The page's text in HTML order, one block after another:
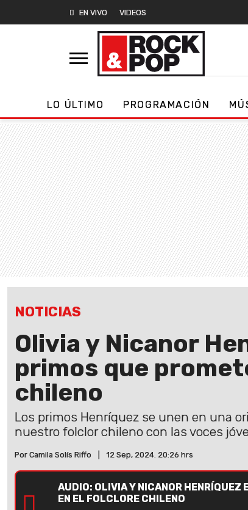
EN VIVO VIDEOS
LO ÚLTIMO PROGRAMACIÓN
NOTICIAS
Olivia y Nicanor
primos que
chileno
Los primos Henríquez se unen en una
nuestro folclor chileno con las voces
Por Camila Solís Riffo 12 Sep, 2024. 20:26 hrs
AUDIO: OLIVIA Y NICANOR HENRÍQUEZ
EN EL FOLCLORE CHILENO